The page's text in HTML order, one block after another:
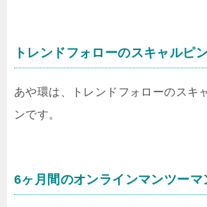
トレンドフォローのスキャルピ
あや環は、トレンドフォローのスキ
ンです。
6ヶ月間のオンラインマンツーマ